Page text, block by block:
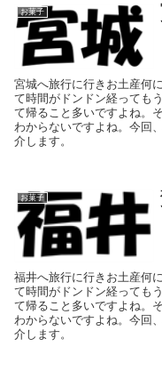
お菓子
宮城へ旅行に行きお土産何
て時間がドンドン経っても
て帰ること多いですよね。
わからないですよね。今回
介します。
お菓子
福井へ旅行に行きお土産何
て時間がドンドン経っても
て帰ること多いですよね。
わからないですよね。今回
介します。